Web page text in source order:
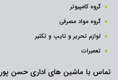
گروه کامپیوتر
گروه مواد مصرفی
لوازم تحریر و تایپ و تکثیر
تعمیرات
تماس با ماشین های اداری حسن پور